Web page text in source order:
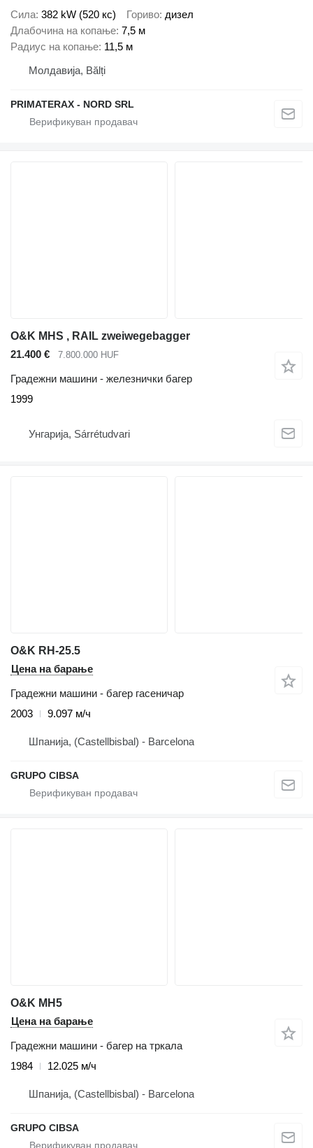
Сила 382 kW (520 кс) Гориво дизел
Длабочина на копање 7,5 м
Радиус на копање 11,5 м
Молдавија, Bălți
PRIMATERAX - NORD SRL
O&K MHS , RAIL zweiwegebagger
21.400 €
7.800.000 HUF
Градежни машини - железнички багер
1999
Унгарија, Sárrétudvari
O&K RH-25.5
Цена на барање
Градежни машини - багер гасеничар
2003
9.097 м/ч
Шпанија, (Castellbisbal) - Barcelona
GRUPO CIBSA
O&K MH5
Цена на барање
Градежни машини - багер на тркала
1984
12.025 м/ч
Шпанија, (Castellbisbal) - Barcelona
GRUPO CIBSA